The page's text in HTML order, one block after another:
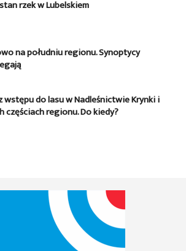
rzek w Lubelskiem
na południu regionu. Synoptycy
wstępu do lasu w Nadleśnictwie Krynki i
częściach regionu. Do kiedy?